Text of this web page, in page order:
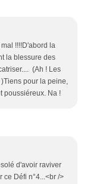
!!!!D'abord la
la blessure des
(Ah ! Les
pour la peine,
poussiéreux. Na !
d'avoir raviver
ce Défi n°4...<br />